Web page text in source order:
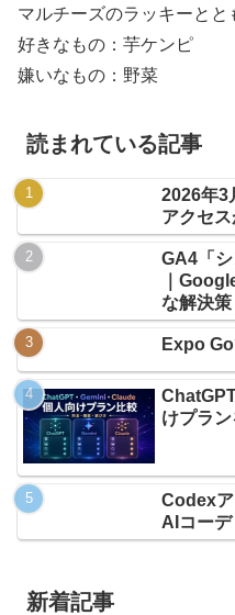
マルチーズのラッキーとと
好きなもの：芋ケンピ
嫌いなもの：野菜
読まれている記事
2026年3
アクセ
GA4「
｜
な解決策
Expo
けプラ
Codexア
AIコー
新着記事